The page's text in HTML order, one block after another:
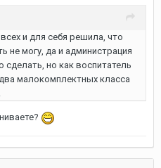
и для себя решила, что
не могу, да и администрация
но как воспитатель
малокомплектных класса